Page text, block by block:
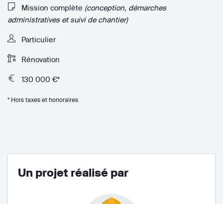
Mission complète (conception, démarches
administratives et suivi de chantier)
Particulier
Rénovation
130 000 €*
* Hors taxes et honoraires
Un projet réalisé par